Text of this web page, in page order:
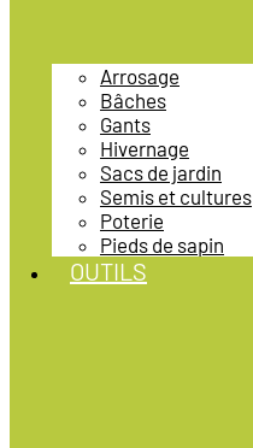
Arrosage
Bâches
Gants
Hivernage
Sacs de jardin
Semis et cultures
Poterie
Pieds de sapin
OUTILS